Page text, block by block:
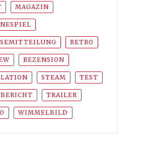
MAGAZIN
RETRO
REZENSION
STEAM TEST
TRAILER
WIMMELBILD